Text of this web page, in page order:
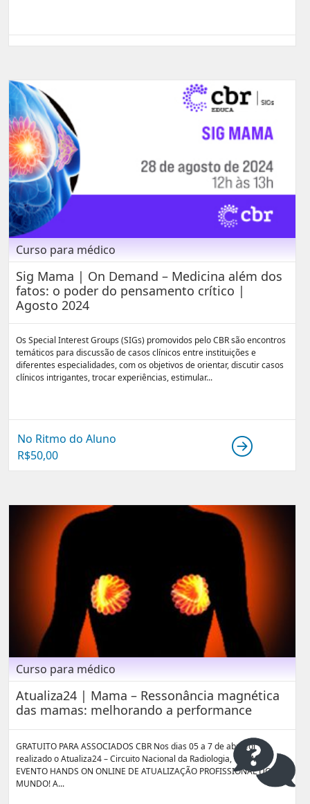
Curso para médico
Sig Mama | On Demand – Medicina além dos
fatos: o poder do pensamento crítico |
Agosto 2024
Os Special Interest Groups (SIGs) promovidos pelo CBR são encontros
temáticos para discussão de casos clínicos entre instituições e
diferentes especialidades, com os objetivos de orientar, discutir casos
clínicos intrigantes, trocar experiências, estimular...
No Ritmo do Aluno
R$50,00
Curso para médico
Atualiza24 | Mama – Ressonância magnética
das mamas: melhorando a performance
GRATUITO PARA ASSOCIADOS CBR Nos dias 05 a 7 de abril foi
realizado o Atualiza24 – Circuito Nacional da Radiologia, O MAIOR
EVENTO HANDS ON ONLINE DE ATUALIZAÇÃO PROFISSIONAL DO
MUNDO! A...